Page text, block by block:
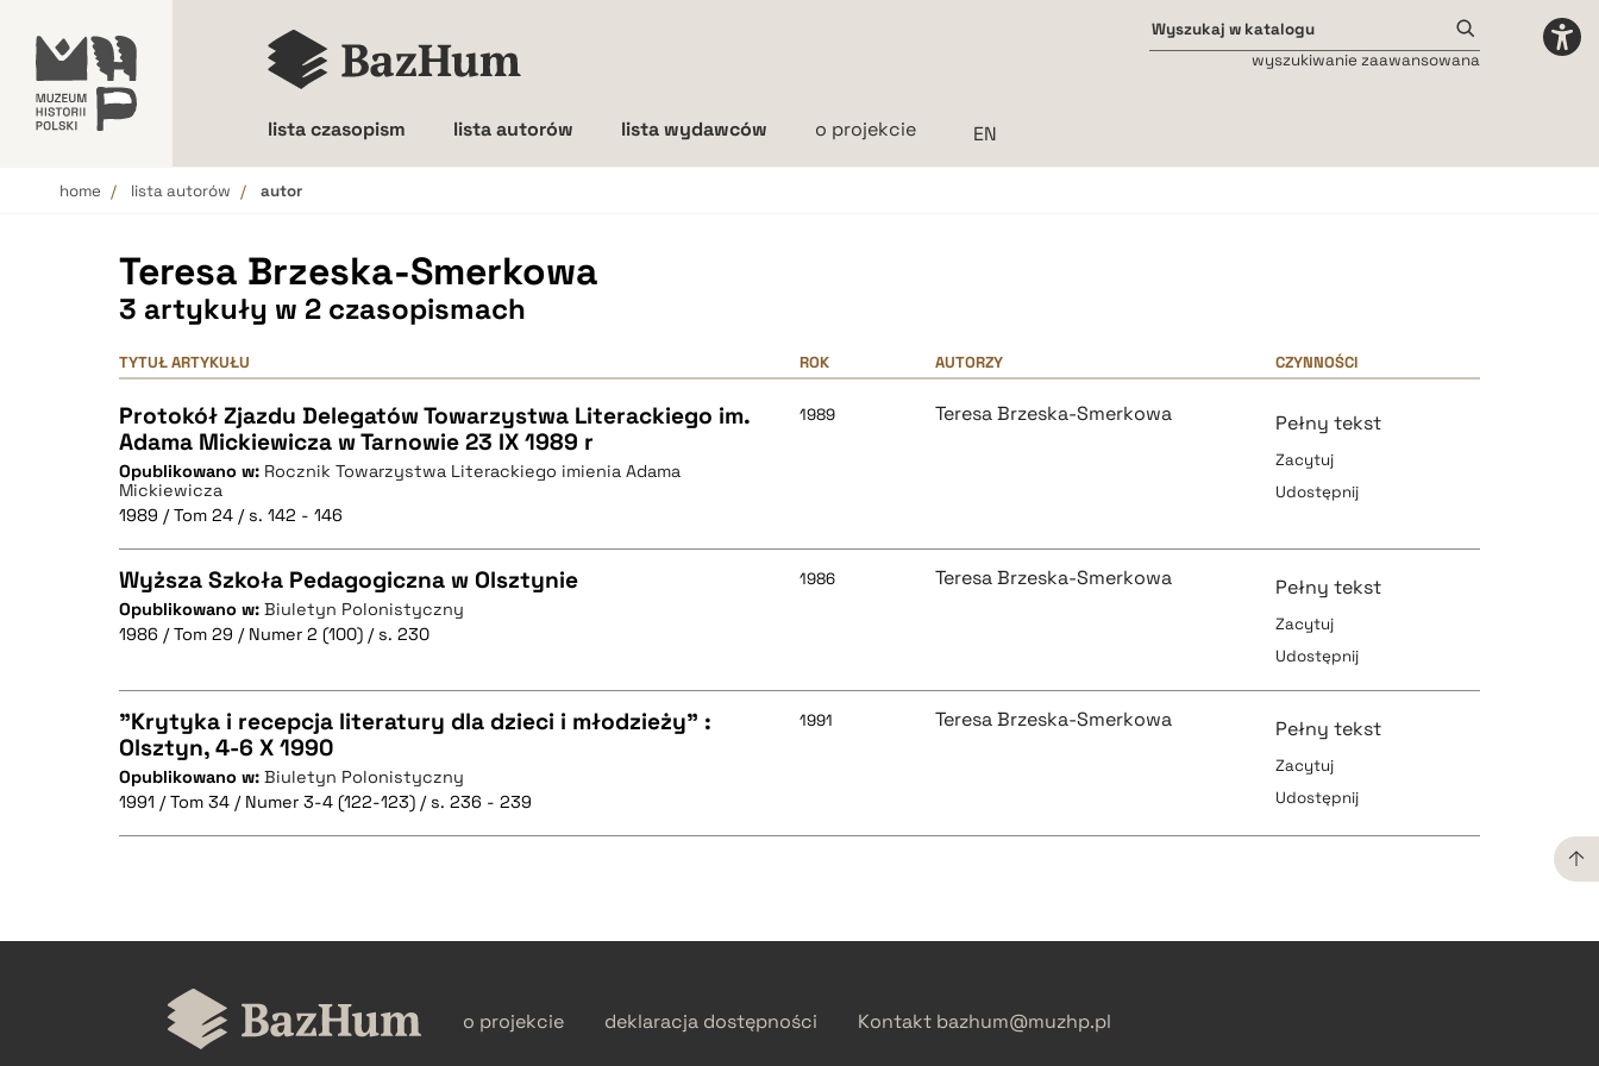
lista czasopism lista autorów lista wydawców o projekcie
wyszukiwanie zaawansowana
home lista autorów autor
Teresa Brzeska-Smerkowa
3 artykuły w 2 czasopismach
TYTUŁ ARTYKUŁU ROK AUTORZY CZYNNOŚCI
Protokół Zjazdu Delegatów Towarzystwa Literackiego im.
Adama Mickiewicza w Tarnowie 23 IX 1989 r
Opublikowano w: Rocznik Towarzystwa Literackiego imienia Adama
Mickiewicza
1989 / Tom 24 / s. 142 - 146
1989 Teresa Brzeska-Smerkowa Pełny tekst
Zacytuj
Udostępnij
CZYSTY TEKST
pobierz cytat
BIBTEX
Wyższa Szkoła Pedagogiczna w Olsztynie
Opublikowano w: Biuletyn Polonistyczny
1986 / Tom 29 / Numer 2 (100) / s. 230
1986 Teresa Brzeska-Smerkowa Pełny tekst
Zacytuj
Udostępnij
CZYSTY TEKST
pobierz cytat
"Krytyka i recepcja literatury dla dzieci i młodzieży" :
Olsztyn, 4-6 X 1990
Opublikowano w: Biuletyn Polonistyczny
1991 / Tom 34 / Numer 3-4 (122-123) / s. 236 - 239
1991 Teresa Brzeska-Smerkowa Pełny tekst
Zacytuj
Udostępnij
o projekcie deklaracja dostępności Kontakt bazhum@muzhp.pl